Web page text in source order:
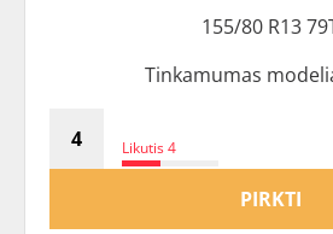
155/80 R13
Tinkamumas
Likutis 4
PIRKTI